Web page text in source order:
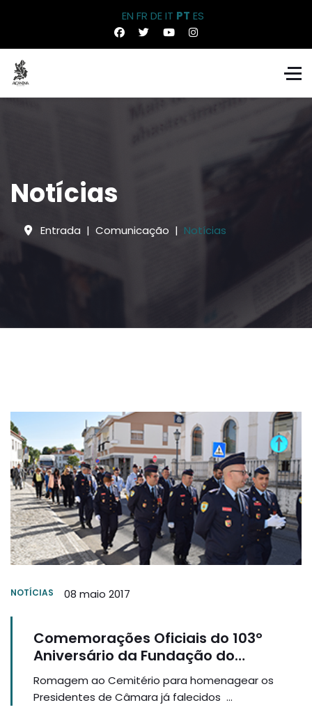
EN FR DEIT PT ES
Notícias
Entrada Comunicação Notícias
NOTÍCIAS 08 maio 2017
Comemorações Oficiais do 103º
Aniversário da Fundação do
Concelho de Alcanena
Romagem ao Cemitério para homenagear os
Presidentes de Câmara já falecidos ...